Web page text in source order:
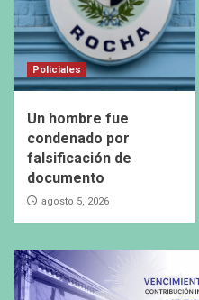
Policiales
Un hombre fue
condenado por
falsificación de
documento
agosto 5, 2026